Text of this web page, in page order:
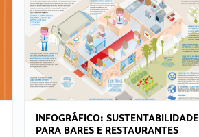
INFOGRÁFICO: SUSTENTABILIDADE
PARA BARES E RESTAURANTES